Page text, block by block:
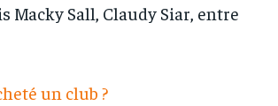
Macky Sall, Claudy Siar, entre
un club ?